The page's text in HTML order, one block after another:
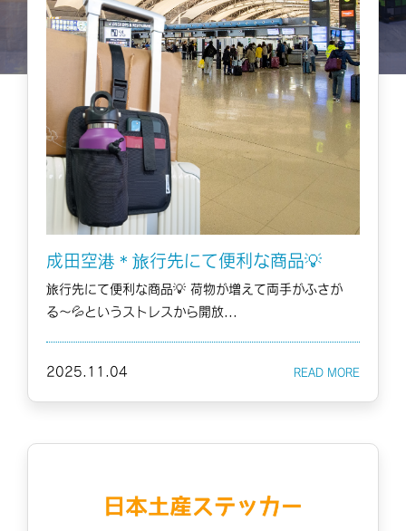
成田空港＊旅行先にて便利な商品💡
旅行先にて便利な商品💡 荷物が増えて両手がふさが
る〜💦というストレスから開放...
2025.11.04